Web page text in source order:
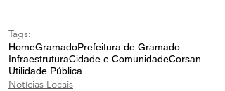
Tags:
HomeGramadoPrefeitura de Gramado
InfraestruturaCidade e ComunidadeCorsan
Utilidade Pública
Notícias Locais